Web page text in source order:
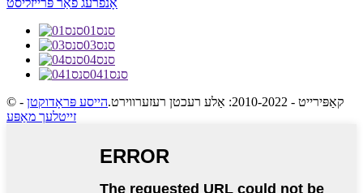
אָנפֿרעג פֿאַר פּרייזליסט
סנס01
סנס03
סנס04
סנס041
© קאַפּירייט - 2010-2022: אַלע רעכטן רעזערווירט.
הייסע פּראָדוקטן -
זייטלעך מאַפּע